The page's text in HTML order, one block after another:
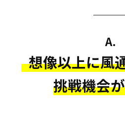
A.
想像以上に風
挑戦機会